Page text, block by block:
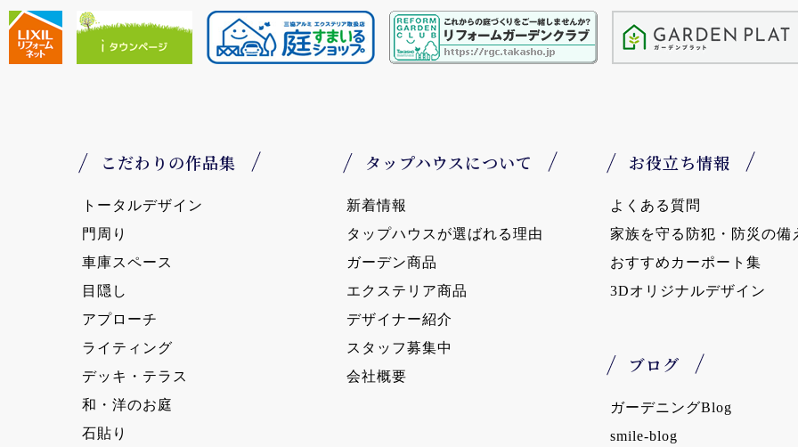
こだわりの作品集
トータルデザイン
門周り
車庫スペース
目隠し
アプローチ
ライティング
デッキ・テラス
和・洋のお庭
石貼り
タップハウスについて
新着情報
タップハウスが選ばれる理由
ガーデン商品
エクステリア商品
デザイナー紹介
スタッフ募集中
会社概要
お役立ち情報
よくある質問
家族を守る防犯・防災の備
おすすめカーポート集
3Dオリジナルデザイン
ブログ
ガーデニングBlog
smile-blog